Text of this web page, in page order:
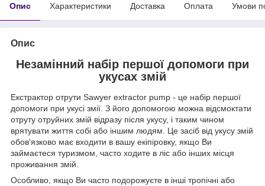
Опис Характеристики Доставка Оплата Умови
Опис
Незамінний набір першої допомоги при
укусах змій
Екстрактор отрути Sawyer extractor pump - це набір першої
допомоги при укусі змії. З його допомогою можна відсмоктати
отруту отруйних змій відразу після укусу, і таким чином
врятувати життя собі або іншим людям. Це засіб від укусу змій
обов'язково має входити в вашу екіпіровку, якщо Ви
займаєтеся туризмом, часто ходите в ліс або інших місця
проживання змій.
Особливо, якщо Ви часто подорожуєте в інші тропічні або